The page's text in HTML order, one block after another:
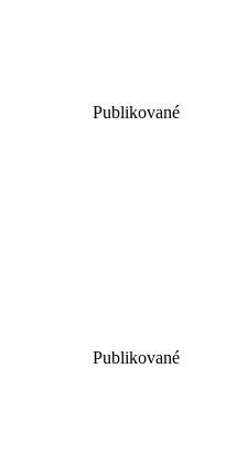
Publikované
Publikované